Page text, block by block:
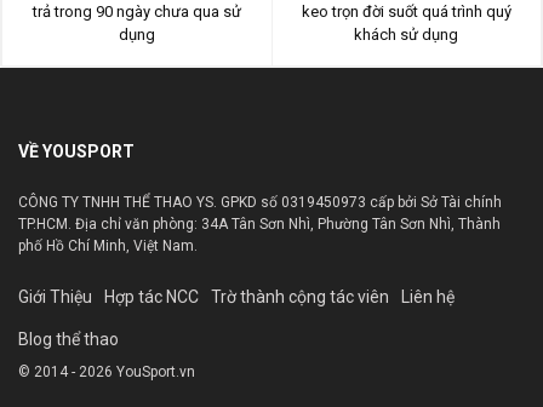
trả trong 90 ngày chưa qua sử
dụng
keo trọn đời suốt quá trình quý
khách sử dụng
VỀ YOUSPORT
CÔNG TY TNHH THỂ THAO YS. GPKD số 0319450973 cấp bởi Sở Tài chính
TP.HCM. Địa chỉ văn phòng: 34A Tân Sơn Nhì, Phường Tân Sơn Nhì, Thành
phố Hồ Chí Minh, Việt Nam.
Giới Thiệu Hợp tác NCC Trờ thành cộng tác viên Liên hệ
Blog thể thao
© 2014 - 2026 YouSport.vn